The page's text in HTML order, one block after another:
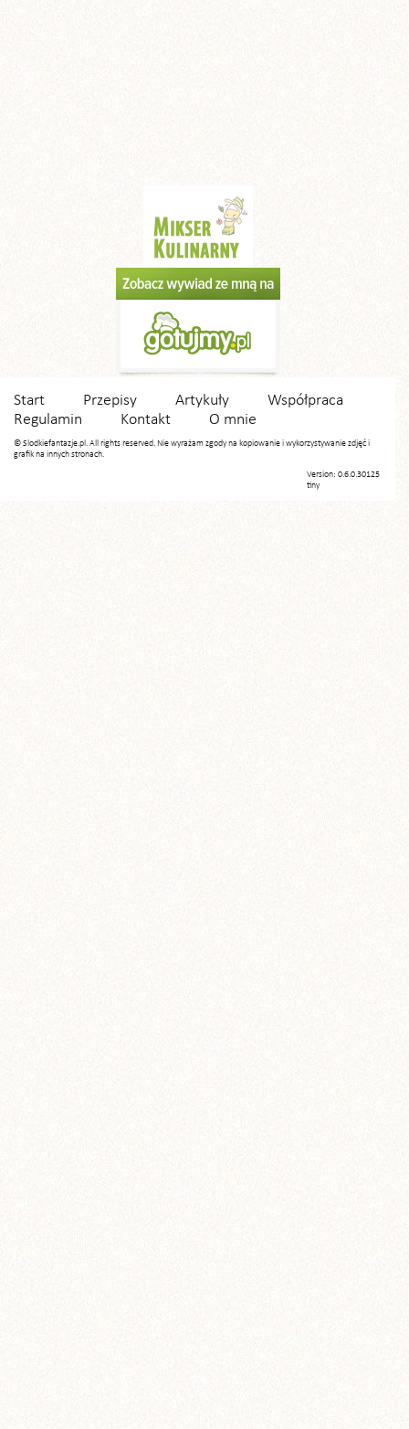
Start Przepisy Artykuły
Współpraca
Regulamin
Kontakt O mnie
© Slodkiefantazje.pl. All rights reserved. Nie wyrażam zgody na kopiowanie i wykorzystywanie zdjęć i
grafik na innych stronach.
Version: 0.6.0.30125
tiny